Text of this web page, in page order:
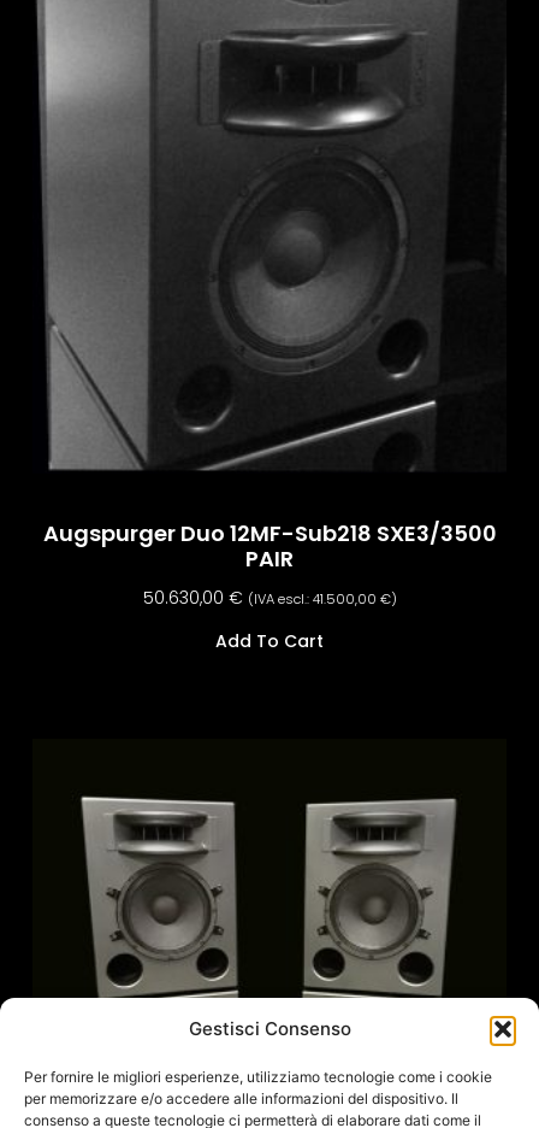
Gestisci Consenso
Per fornire le migliori esperienze, utilizziamo tecnologie come i cookie
per memorizzare e/o accedere alle informazioni del dispositivo. Il
consenso a queste tecnologie ci permetterà di elaborare dati come il
Augspurger Duo 12MF-Sub218 SXE3/3500
PAIR
50.630,00 € (IVA escl.:41.500,00 €)
Add To Cart